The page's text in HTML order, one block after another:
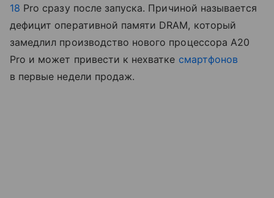
18 Pro сразу после запуска. Причиной называется
дефицит оперативной памяти DRAM, который
замедлил производство нового процессора A20
Pro и может привести к нехватке смартфонов
в первые недели продаж.